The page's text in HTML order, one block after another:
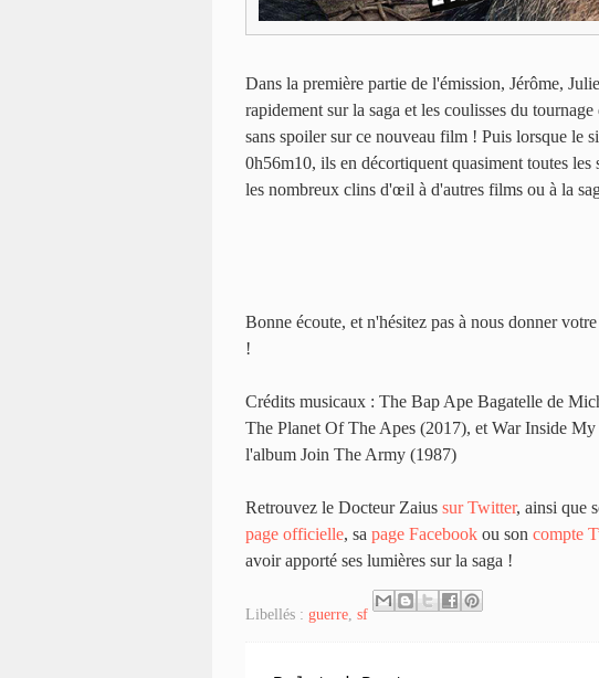
Dans la première partie de l'émission, Jérôme,
rapidement sur la saga et les coulisses du
sans spoiler sur ce nouveau film ! Puis lorsque le
0h56m10, ils en décortiquent quasiment toutes
les nombreux clins d'œil à d'autres films ou à la
Bonne écoute, et n'hésitez pas à nous donner
!
Crédits musicaux : The Bap Ape Bagatelle de
The Planet Of The Apes (2017), et War Inside
l'album Join The Army (1987)
Retrouvez le Docteur Zaius sur Twitter, ainsi que
page officielle, sa page Facebook ou son compte
avoir apporté ses lumières sur la saga !
Libellés : guerre sf